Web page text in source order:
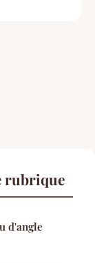
rubrique
d'angle